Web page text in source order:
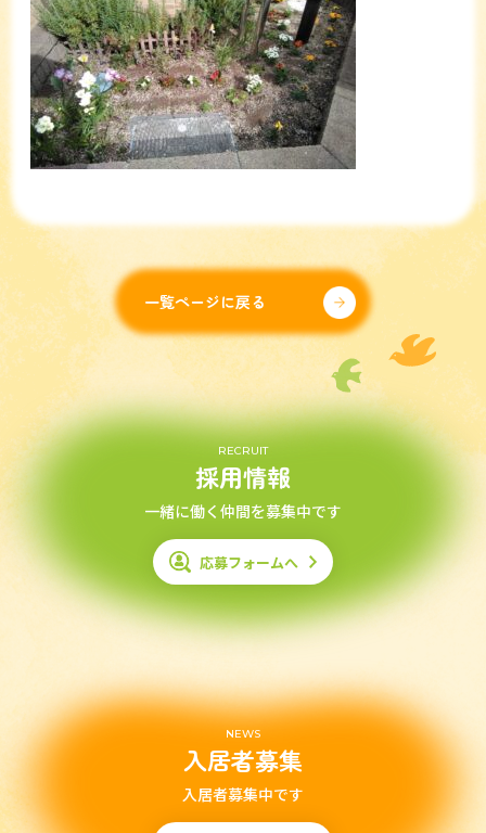
一覧ページに戻る
RECRUIT
採用情報
一緒に働く仲間を募集中です
応募フォームへ
NEWS
入居者募集
入居者募集中です